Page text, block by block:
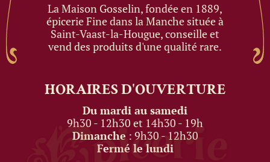
La Maison Gosselin, fondée en 1889,
épicerie Fine dans la Manche située à
Saint-Vaast-la-Hougue, conseille et
vend des produits d'une qualité rare.
HORAIRESD'OUVERTURE
Du mardi au samedi
9h30 - 12h30 et 14h30 - 19h
Dimanche : 9h30 - 12h30
Fermé le lundi